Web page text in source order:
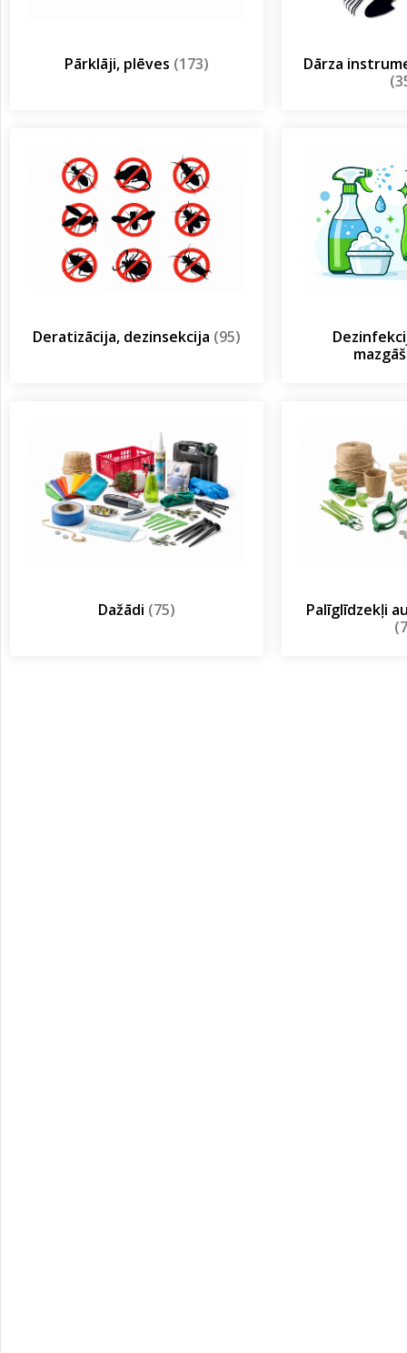
Pārklāji, plēves (173)
Dārza
Deratizācija, dezinsekcija (95)
Dažādi (75)
Palīglīdzekļi